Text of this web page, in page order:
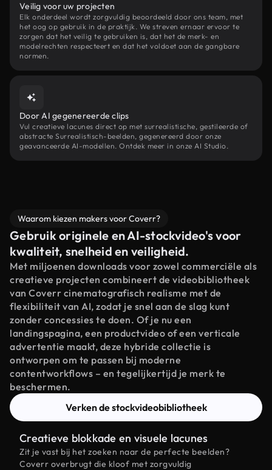
Veilig voor uw projecten
Elk onderdeel wordt zorgvuldig beoordeeld door ons team, met
het oog op gebruik in de praktijk. We streven ernaar ervoor te
zorgen dat het veilig te gebruiken is, dat het de merk- en
modelrechten respecteert en dat het voldoet aan de gangbare
normen.
Door AI gegenereerde clips
Vul creatieve lacunes direct op met surrealistische, gestileerde of
abstracte Surrealistisch-beelden, gegenereerd door onze
geavanceerde AI-modellen. Ontdek meer in onze AI Studio.
Waarom kiezen makers voor Coverr?
Gebruik originele en AI-stockvideo's voor
kwaliteit, snelheid en veiligheid.
Met miljoenen downloads voor zowel commerciële als
creatieve projecten combineert de videobibliotheek
van Coverr cinematografisch realisme met de
flexibiliteit van AI, zodat je snel aan de slag kunt
zonder concessies te doen. Of je nu een
landingspagina, een productvideo of een verticale
advertentie maakt, deze hybride collectie is
ontworpen om te passen bij moderne
contentworkflows – en tegelijkertijd je merk te
beschermen.
Verken de stockvideobibliotheek
Creatieve blokkade en visuele lacunes
Zit je vast bij het zoeken naar de perfecte beelden?
Coverr overbrugt die kloof met zorgvuldig